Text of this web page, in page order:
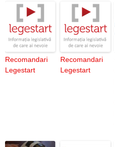
Recomandari
Legestart
Recomandari
Legestart